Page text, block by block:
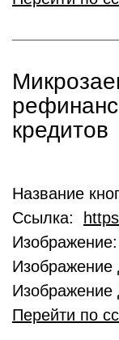
кредитов
Название
Ссылка:
Изображение:
Изображение
Перейти по